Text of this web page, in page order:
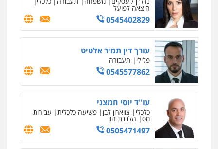
בינלאומי הליכי הסגרה
עו"ד (רו"ח) יואב ציוני
עבירות מס הלבנת הון
0505430819
עו"ד ד"ר איתן פינקלשטיין
כלכלי הלבנת הון חילוט ייעוץ לעורכי דין
0507061374